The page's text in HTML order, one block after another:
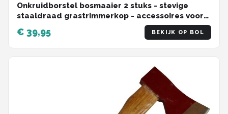
Onkruidborstel bosmaaier 2 stuks - stevige
staaldraad grastrimmerkop - accessoires voor
€ 39,95 BEKIJK OP BOL